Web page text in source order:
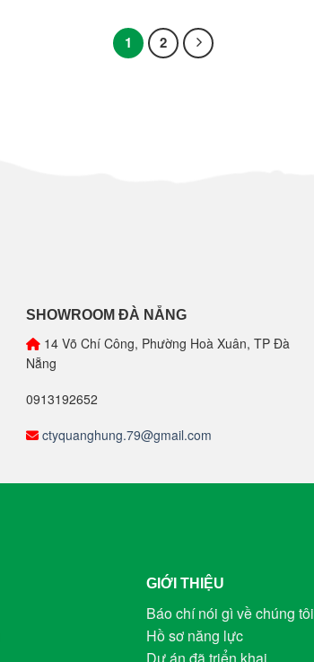
1 2
SHOWROOM ĐÀ NẴNG
14 Võ Chí Công, Phường Hoà Xuân, TP Đà
Nẵng
0913192652
ctyquanghung.79@gmail.com
GIỚI THIỆU
Báo chí nói gì về chúng tôi
Hồ sơ năng lực